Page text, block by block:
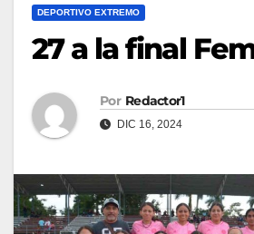
DEPORTIVO EXTREMO
27 a la final
Por Redactor1
DIC 16, 2024